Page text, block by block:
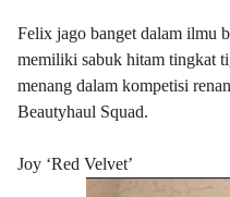
Felix jago banget dalam ilmu
memiliki sabuk hitam tingkat
menang dalam kompetisi
Beautyhaul Squad.
Joy ‘Red Velvet’